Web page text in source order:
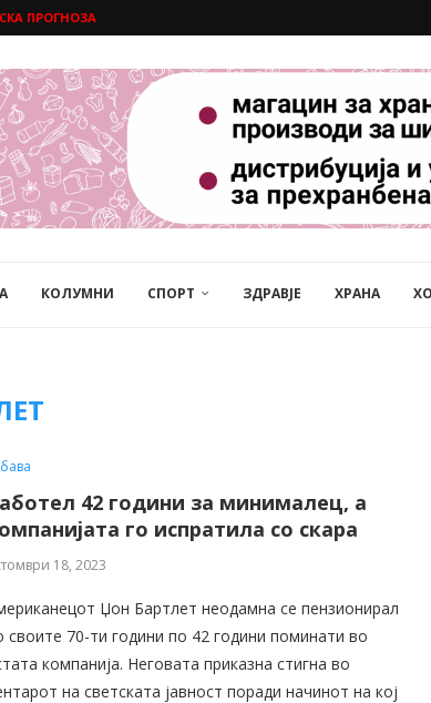
ПРОГНОЗА
КОЛУМНИ СПОРТ ЗДРАВЈЕ ХРАНА
42 години за минималец, а
го испратила со скара
18, 2023
Џон Бартлет неодамна се пензионирал
своите 70-ти години по 42 години поминати во
компанија. Неговата приказна стигна во
на светската јавност поради начинот на кој